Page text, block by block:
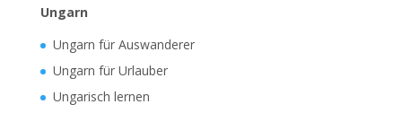
Ungarn
Ungarn für Auswanderer
Ungarn für Urlauber
Ungarisch lernen